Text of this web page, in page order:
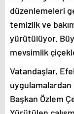
düzenlemeleri
temizlik ve
yürütülüyor.
mevsimlik
Vatandaşlar,
Başkan Özlem